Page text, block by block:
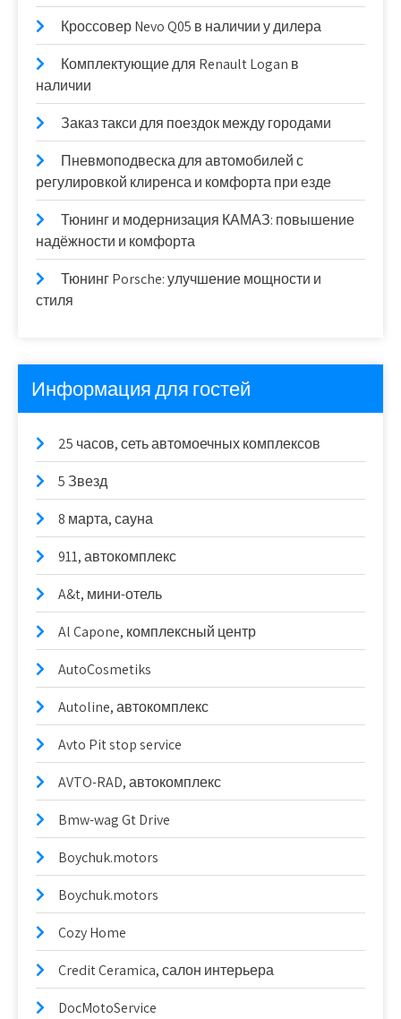
Кроссовер Nevo Q05 в наличии у дилера
Комплектующие для Renault Logan в
наличии
Заказ такси для поездок между городами
Пневмоподвеска для автомобилей с
регулировкой клиренса и комфорта при езде
Тюнинг и модернизация КАМАЗ: повышение
надёжности и комфорта
Тюнинг Porsche: улучшение мощности и
стиля
Информация для гостей
25 часов, сеть автомоечных комплексов
5 Звезд
8 марта, сауна
911, автокомплекс
A&t, мини-отель
Al Capone, комплексный центр
AutoCosmetiks
Autoline, автокомплекс
Avto Pit stop service
AVTO-RAD, автокомплекс
Bmw-wag Gt Drive
Boychuk.motors
Boychuk.motors
Cozy Home
Credit Ceramica, салон интерьера
DocMotoService